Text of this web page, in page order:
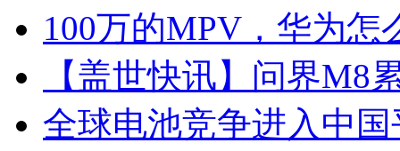
100万的MPV，华为怎
【盖世快讯】问界M8
全球电池竞争进入中